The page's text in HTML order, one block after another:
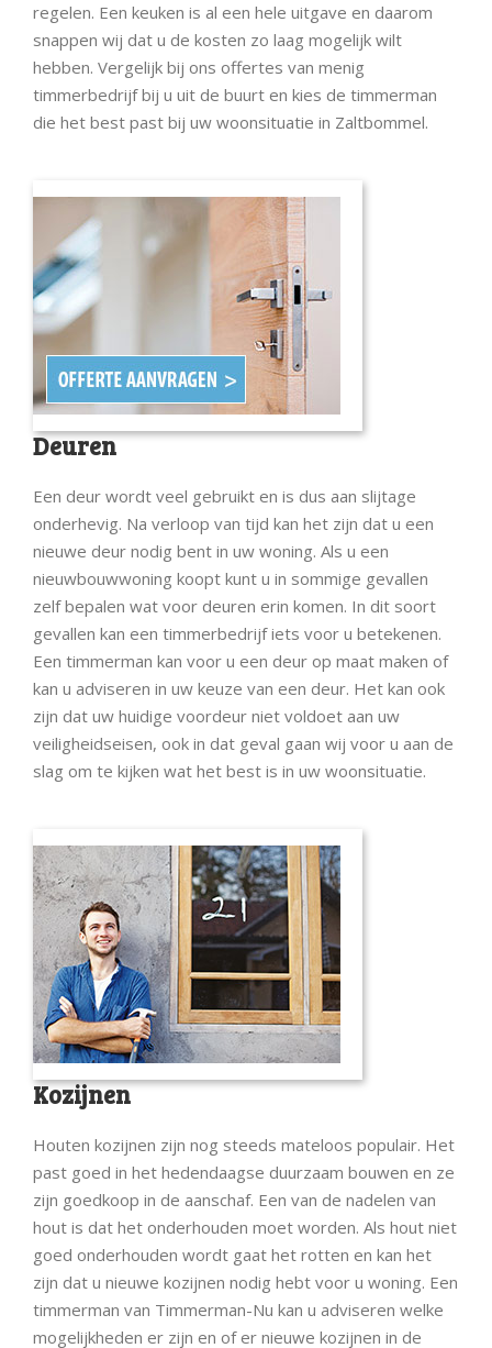
regelen. Een keuken is al een hele uitgave en daarom
snappen wij dat u de kosten zo laag mogelijk wilt
hebben. Vergelijk bij ons offertes van menig
timmerbedrijf bij u uit de buurt en kies de timmerman
die het best past bij uw woonsituatie in Zaltbommel.
Deuren
Een deur wordt veel gebruikt en is dus aan slijtage
onderhevig. Na verloop van tijd kan het zijn dat u een
nieuwe deur nodig bent in uw woning. Als u een
nieuwbouwwoning koopt kunt u in sommige gevallen
zelf bepalen wat voor deuren erin komen. In dit soort
gevallen kan een timmerbedrijf iets voor u betekenen.
Een timmerman kan voor u een deur op maat maken of
kan u adviseren in uw keuze van een deur. Het kan ook
zijn dat uw huidige voordeur niet voldoet aan uw
veiligheidseisen, ook in dat geval gaan wij voor u aan de
slag om te kijken wat het best is in uw woonsituatie.
Kozijnen
Houten kozijnen zijn nog steeds mateloos populair. Het
past goed in het hedendaagse duurzaam bouwen en ze
zijn goedkoop in de aanschaf. Een van de nadelen van
hout is dat het onderhouden moet worden. Als hout niet
goed onderhouden wordt gaat het rotten en kan het
zijn dat u nieuwe kozijnen nodig hebt voor u woning. Een
timmerman van Timmerman-Nu kan u adviseren welke
mogelijkheden er zijn en of er nieuwe kozijnen in de